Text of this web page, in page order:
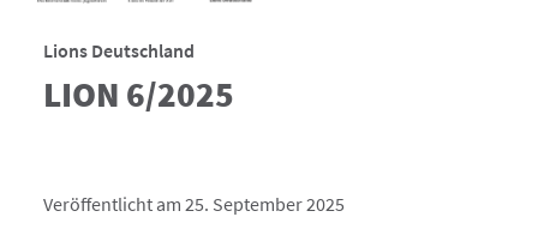
Lions Deutschland
LION 6/2025
Veröffentlicht am 25. September 2025